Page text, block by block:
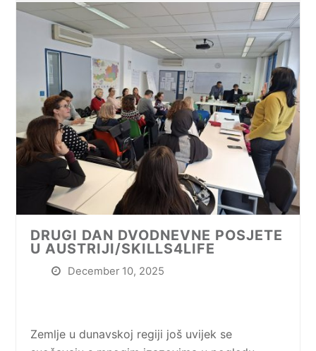
DRUGI DAN DVODNEVNE POSJETE
U AUSTRIJI/SKILLS4LIFE
December 10, 2025
Zemlje u dunavskoj regiji još uvijek se